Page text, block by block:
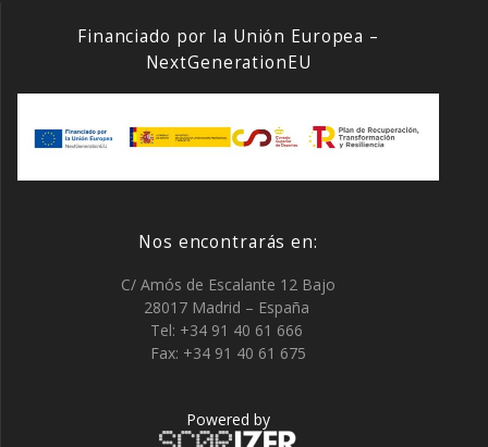
Financiado por la Unión Europea –
NextGenerationEU
Nos encontrarás en:
C/ Amós de Escalante 12 Bajo
28017 Madrid – España
Tel: +34 91 40 61 666
Fax: +34 91 40 61 675
Powered by